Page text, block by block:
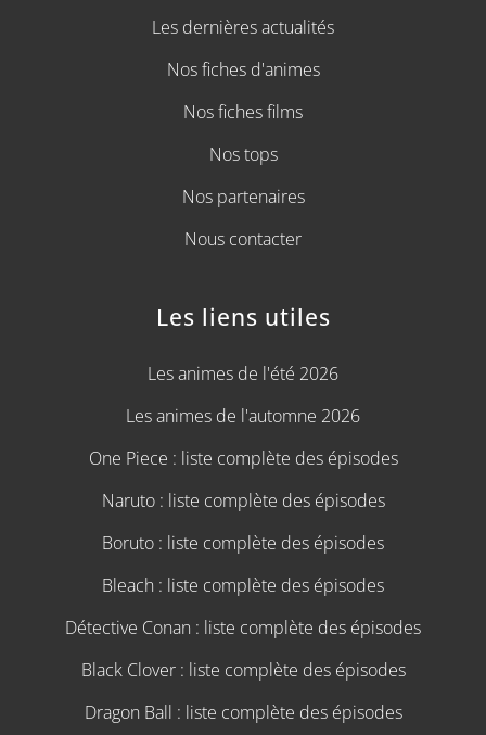
Les dernières actualités
Nos fiches d'animes
Nos fiches films
Nos tops
Nos partenaires
Nous contacter
Les liens utiles
Les animes de l'été 2026
Les animes de l'automne 2026
One Piece : liste complète des épisodes
Naruto : liste complète des épisodes
Boruto : liste complète des épisodes
Bleach : liste complète des épisodes
Détective Conan : liste complète des épisodes
Black Clover : liste complète des épisodes
Dragon Ball : liste complète des épisodes